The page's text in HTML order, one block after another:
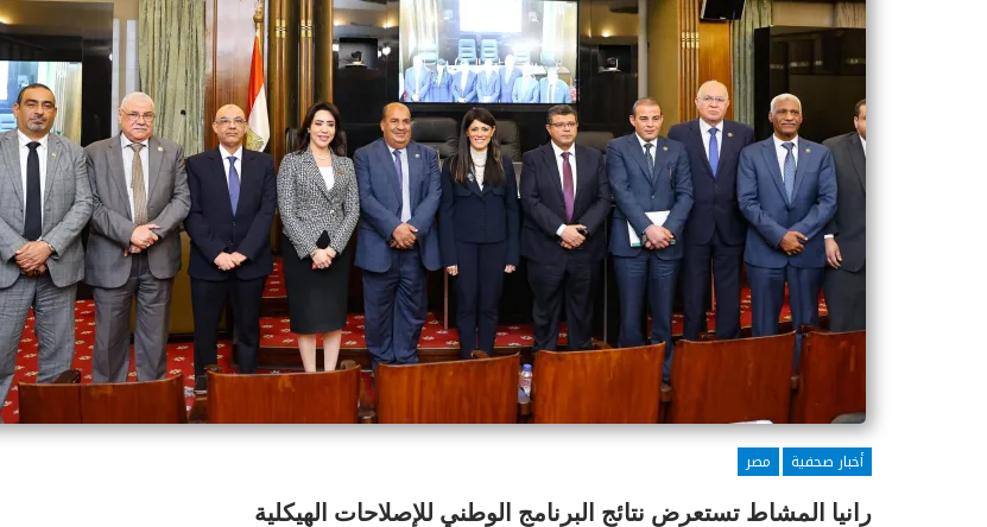
أخبار صحفية
مصر
رانيا المشاط تستعرض نتائج البرنامج الوطني للإصلاحات الهيكلية